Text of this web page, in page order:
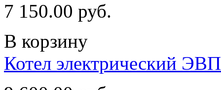
7 150.00 руб.
В корзину
Котел электрический